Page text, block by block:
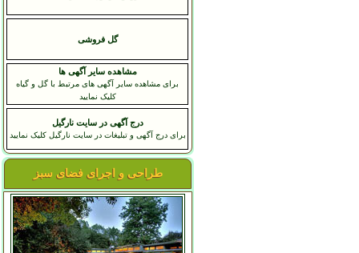
گل فروشی
مشاهده سایر آگهی ها
برای مشاهده سایر آگهی های مرتبط با گل و گیاه
کلیک نمایید
درج آگهی در سایت نارگیل
برای درج آگهی و تبلیغات در سایت نارگیل کلیک نمایید
طراحی و اجرای فضای سبز